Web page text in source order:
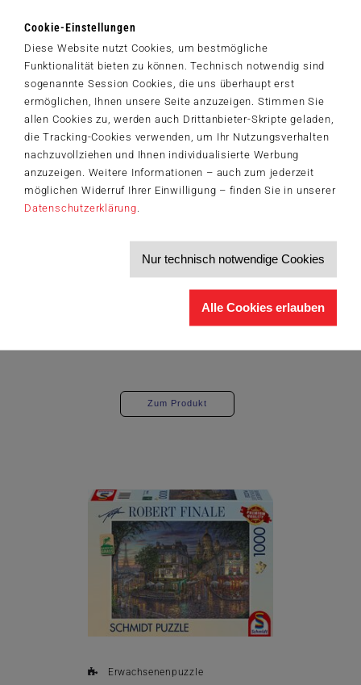
Cookie-Einstellungen
Diese Website nutzt Cookies, um bestmögliche
Funktionalität bieten zu können. Technisch notwendig sind
sogenannte Session Cookies, die uns überhaupt erst
ermöglichen, Ihnen unsere Seite anzuzeigen. Stimmen Sie
allen Cookies zu, werden auch Drittanbieter-Skripte geladen,
die Tracking-Cookies verwenden, um Ihr Nutzungsverhalten
nachzuvollziehen und Ihnen individualisierte Werbung
anzuzeigen. Weitere Informationen – auch zum jederzeit
möglichen Widerruf Ihrer Einwilligung – finden Sie in unserer
Datenschutzerklärung
Nur technisch notwendige Cookies
Alle Cookies erlauben
Zum Produkt
Zum Produkt
Erwachsenenpuzzle